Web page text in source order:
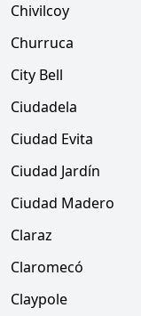
Chivilcoy
Churruca
City Bell
Ciudadela
Ciudad Evita
Ciudad Jardín
Ciudad Madero
Claraz
Claromecó
Claypole